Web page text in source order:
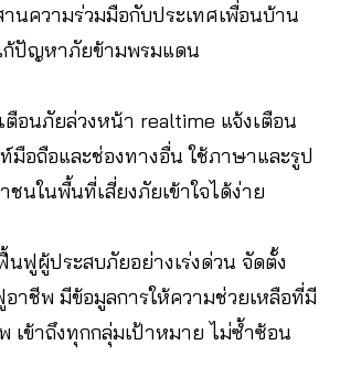
านความร่วมมือกับประเทศเพื่อนบ้าน
ก้ปัญหาภัยข้ามพรมแดน
ตือนภัยล่วงหน้า realtime แจ้งเตือน
มือถือและช่องทางอื่น ใช้ภาษาและรูป
ชนในพื้นที่เสี่ยงภัยเข้าใจได้ง่าย
นฟูผู้ประสบภัยอย่างเร่งด่วน จัดตั้ง
าชีพ มีข้อมูลการให้ความช่วยเหลือที่มี
เข้าถึงทุกกลุ่มเป้าหมาย ไม่ซ้ำซ้อน